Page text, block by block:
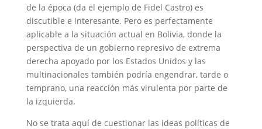
de la época (da el ejemplo de Fidel Castro) es
discutible e interesante. Pero es perfectamente
aplicable a la situación actual en Bolivia, donde la
perspectiva de un gobierno represivo de extrema
derecha apoyado por los Estados Unidos y las
multinacionales también podría engendrar, tarde o
temprano, una reacción más virulenta por parte de
la izquierda.
No se trata aquí de cuestionar las ideas políticas de